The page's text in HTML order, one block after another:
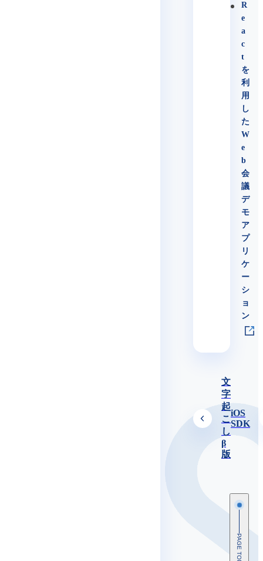
R
e
a
c
t
を
利
用
し
た
W
e
b
会
議
デ
モ
ア
プ
リ
ケ
ー
シ
ョ
ン
文
字
起
こ
し
β
版
iOS
SDK
PAGE TOP